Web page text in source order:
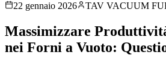
22 gennaio 2026 TAV VACUUM
Massimizzare
nei Forni a Vuoto: